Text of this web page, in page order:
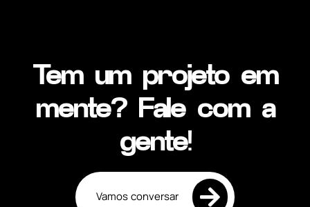
Tem um projeto em
mente? Fale com a
gente!
Vamos conversar